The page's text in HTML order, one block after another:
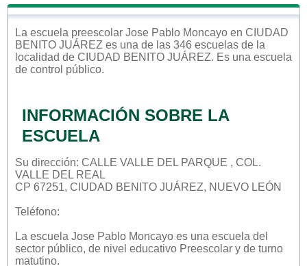
La escuela preescolar Jose Pablo Moncayo en CIUDAD
BENITO JUÁREZ es una de las 346 escuelas de la
localidad de CIUDAD BENITO JUÁREZ. Es una escuela
de control público.
INFORMACIÓN SOBRE LA
ESCUELA
Su dirección: CALLE VALLE DEL PARQUE , COL.
VALLE DEL REAL
CP 67251, CIUDAD BENITO JUÁREZ, NUEVO LEÓN
Teléfono:
La escuela Jose Pablo Moncayo es una escuela del
sector público, de nivel educativo Preescolar y de turno
matutino.